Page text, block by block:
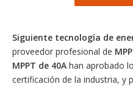
Siguiente tecnología de
proveedor profesional de
MPPT de 40A han aprobado
certificación de la industria, y